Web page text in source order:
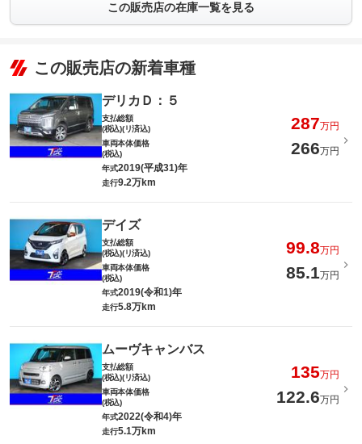
この販売店の在庫一覧を見る
この販売店の新着車種
デリカＤ：５
支払総額
(税込)(リ済込)
287万円
車両本体価格
(税込)
266万円
年式2019(平成31)年
走行9.2万km
デイズ
支払総額
(税込)(リ済込)
99.8万円
車両本体価格
(税込)
85.1万円
年式2019(令和1)年
走行5.8万km
ムーヴキャンバス
支払総額
(税込)(リ済込)
135万円
車両本体価格
(税込)
122.6万円
年式2022(令和4)年
走行5.1万km